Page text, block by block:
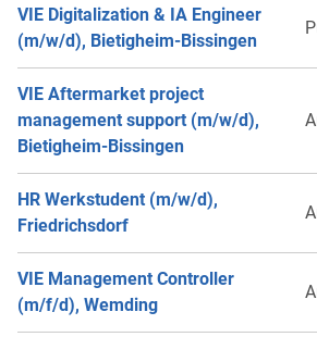
VIE Digitalization & IA Engineer
(m/w/d), Bietigheim-Bissingen
VIE Aftermarket project
management support (m/w/d),
Bietigheim-Bissingen
HR Werkstudent (m/w/d),
Friedrichsdorf
VIE Management Controller
(m/f/d), Wemding